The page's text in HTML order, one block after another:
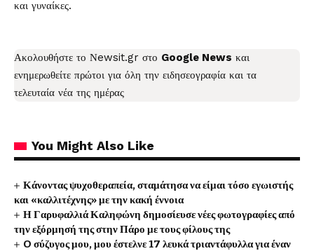
και γυναίκες.
Ακολουθήστε το Νewsit.gr στο Google News και
ενημερωθείτε πρώτοι για όλη την ειδησεογραφία και τα
τελευταία νέα της ημέρας
You Might Also Like
Κάνοντας ψυχοθεραπεία, σταμάτησα να είμαι τόσο εγωιστής
και «καλλιτέχνης» με την κακή έννοια
Η Γαρυφαλλιά Καληφώνη δημοσίευσε νέες φωτογραφίες από
την εξόρμησή της στην Πάρο με τους φίλους της
O σύζυγος μου, μου έστελνε 17 λευκά τριαντάφυλλα για έναν